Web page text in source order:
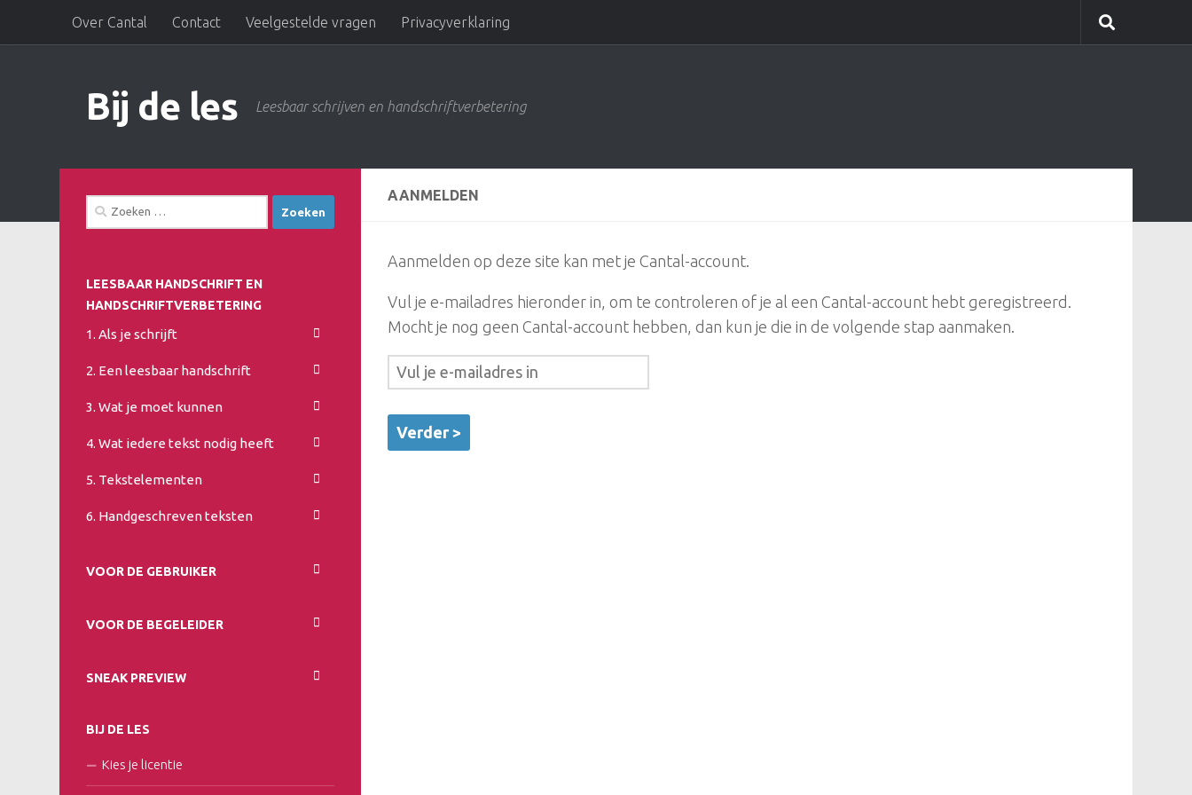
Doorgaan naar inhoud
Over Cantal Contact Veelgestelde vragen Privacyverklaring
Bij de les Leesbaar schrijven en handschriftverbetering
AANMELDEN
Aanmelden op deze site kan met je Cantal-account.
Vul je e-mailadres hieronder in, om te controleren of je al een Cantal-account hebt geregistreerd.
Mocht je nog geen Cantal-account hebben, dan kun je die in de volgende stap aanmaken.
Zoeken
naar:
LEESBAAR HANDSCHRIFT EN
HANDSCHRIFTVERBETERING
1. Als je schrijft
2. Een leesbaar handschrift
3. Wat je moet kunnen
4. Wat iedere tekst nodig heeft
5. Tekstelementen
6. Handgeschreven teksten
VOOR DE GEBRUIKER
VOOR DE BEGELEIDER
SNEAK PREVIEW
BIJ DE LES
Kies je licentie